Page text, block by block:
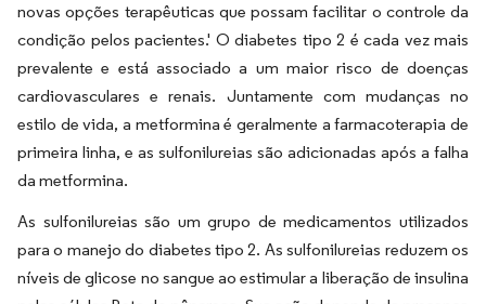
novas opções terapêuticas que possam facilitar o controle da
condição pelos pacientes.' O diabetes tipo 2 é cada vez mais
prevalente e está associado a um maior risco de doenças
cardiovasculares e renais. Juntamente com mudanças no
estilo de vida, a metformina é geralmente a farmacoterapia de
primeira linha, e as sulfonilureias são adicionadas após a falha
da metformina.
As sulfonilureias são um grupo de medicamentos utilizados
para o manejo do diabetes tipo 2. As sulfonilureias reduzem os
níveis de glicose no sangue ao estimular a liberação de insulina